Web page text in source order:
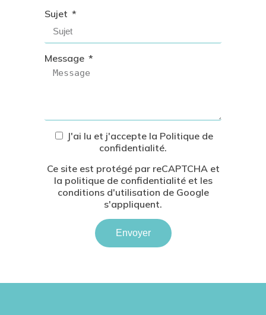
Sujet
Message
J'ai lu et j'accepte la Politique de
confidentialité.
Ce site est protégé par reCAPTCHA et
la politique de confidentialitéet les
conditions d'utilisation de Google
s'appliquent.
Envoyer